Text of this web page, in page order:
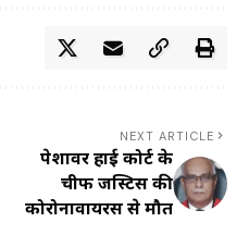
NEXT ARTICLE
पेशावर हाई कोर्ट के
चीफ जस्टिस की
कोरोनावायरस से मौत